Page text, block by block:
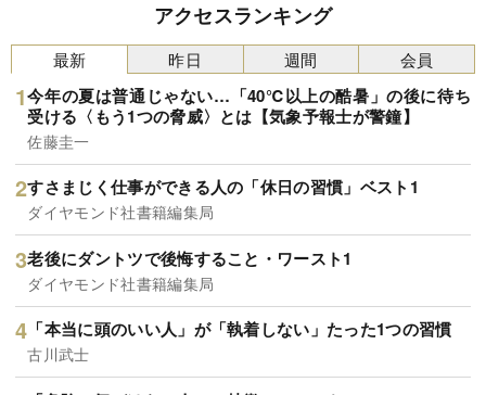
アクセスランキング
最新
今年の夏は普通じゃない…「40℃以上の酷暑」の後に待ち
受ける〈もう1つの脅威〉とは【気象予報士が警鐘】
佐藤圭一
すさまじく仕事ができる人の「休日の習慣」ベスト1
ダイヤモンド社書籍編集局
老後にダントツで後悔すること・ワースト1
ダイヤモンド社書籍編集局
「本当に頭のいい人」が「執着しない」たった1つの習慣
古川武士
昨日 週間 会員